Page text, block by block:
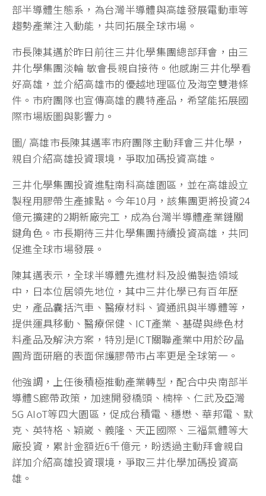
部半導體生態系，為台灣半導體與高雄發展電動車等
趨勢產業注入動能，共同拓展全球市場。
市長陳其邁於昨日前往三井化學集團總部拜會，由三
井化學集團淡輪 敏會長親自接待。他感謝三井化學看
好高雄，並介紹高雄市的優越地理區位及海空雙港條
件。市府團隊也宣傳高雄的農特產品，希望能拓展國
際市場版圖與影響力。
圖/ 高雄市長陳其邁率市府團隊主動拜會三井化學，
親自介紹高雄投資環境，爭取加碼投資高雄。
三井化學集團投資進駐南科高雄園區，並在高雄設立
製程用膠帶生產據點。今年10月，該集團更將投資24
億元擴建的2期新廠完工，成為台灣半導體產業鏈關
鍵角色。市長期待三井化學集團持續投資高雄，共同
促進全球市場發展。
陳其邁表示，全球半導體先進材料及設備製造領域
中，日本位居領先地位，其中三井化學已有百年歷
史，產品囊括汽車、醫療材料、資通訊與半導體等，
提供運具移動、醫療保健、ICT產業、基礎與綠色材
料產品及解決方案，特別是ICT關聯產業中用於矽晶
圓背面研磨的表面保護膠帶市占率更是全球第一。
他強調，上任後積極推動產業轉型，配合中央南部半
導體S廊帶政策，加速開發橋頭、楠梓、仁武及亞灣
5G AIoT等四大園區，促成台積電、穩懋、華邦電、默
克、英特格、穎崴、義隆、天正國際、三福氣體等大
廠投資，累計金額近6千億元，盼透過主動拜會親自
詳加介紹高雄投資環境，爭取三井化學加碼投資高
雄。